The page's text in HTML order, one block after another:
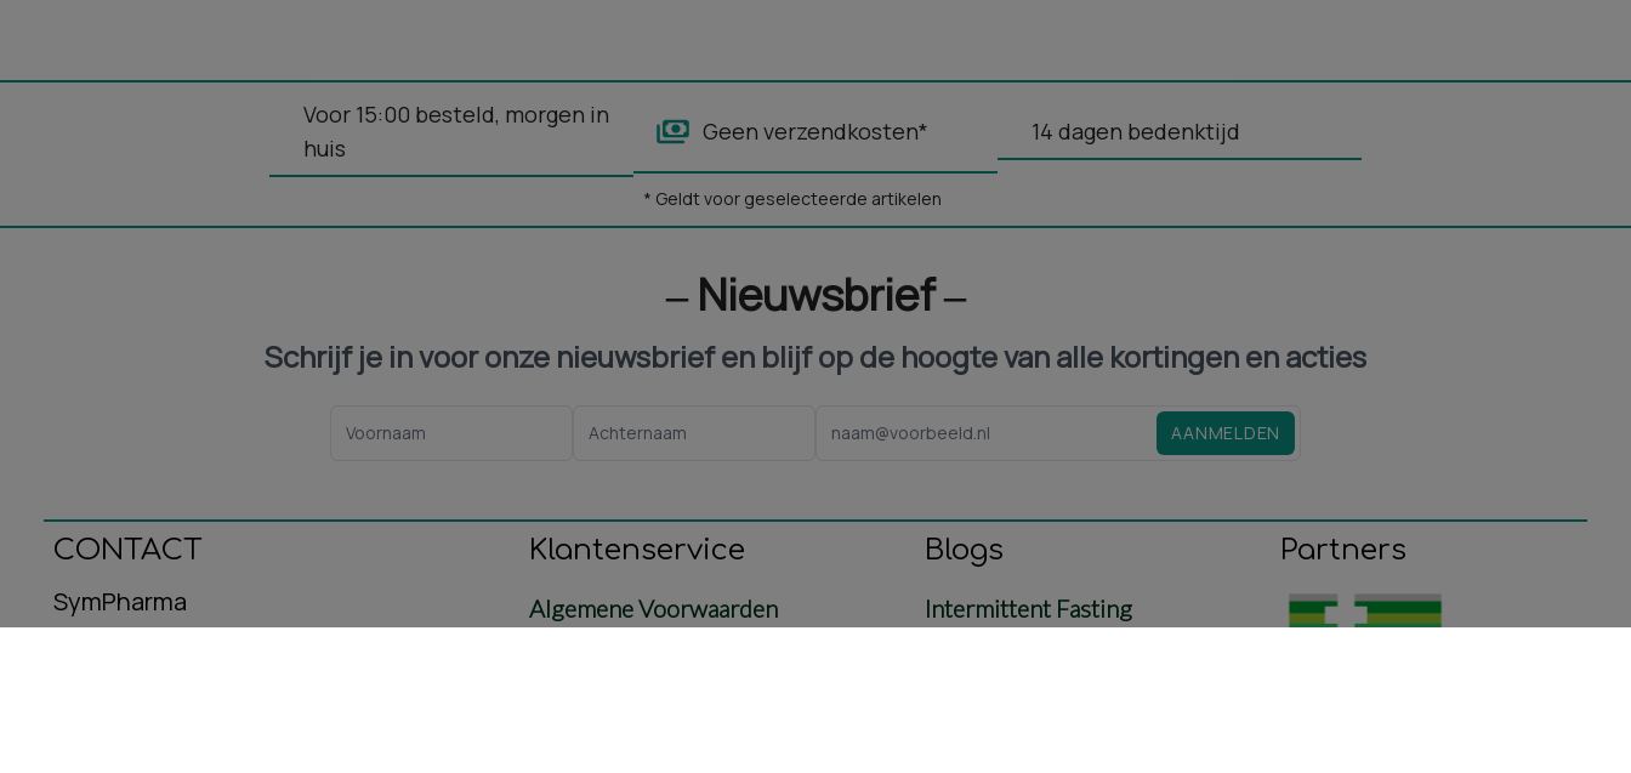
Voor 15:00 besteld, morgen in
huis
Geen verzendkosten* 14 dagen bedenktijd
* Geldt voor geselecteerde artikelen
‒ Nieuwsbrief ‒
Schrijf je in voor onze nieuwsbrief en blijf op de hoogte van alle kortingen en acties
AANMELDEN
CONTACT
SymPharma
Oeralstraat 12
Klantenservice
Algemene Voorwaarden
Blogs
Intermittent Fasting
Partners